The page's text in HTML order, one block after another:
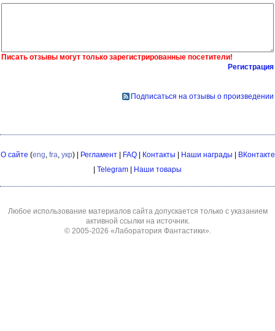
Писать отзывы могут только зарегистрированные посетители!
Регистрация
Подписаться на отзывы о произведении
О сайте (eng fra укр) | Регламент| FAQ| Контакты | Наши награды | ВКонтакте
| Telegram | Наши товары
Любое использование материалов сайта допускается только с указанием
активной ссылки на источник.
© 2005-2026 «Лаборатория Фантастики»